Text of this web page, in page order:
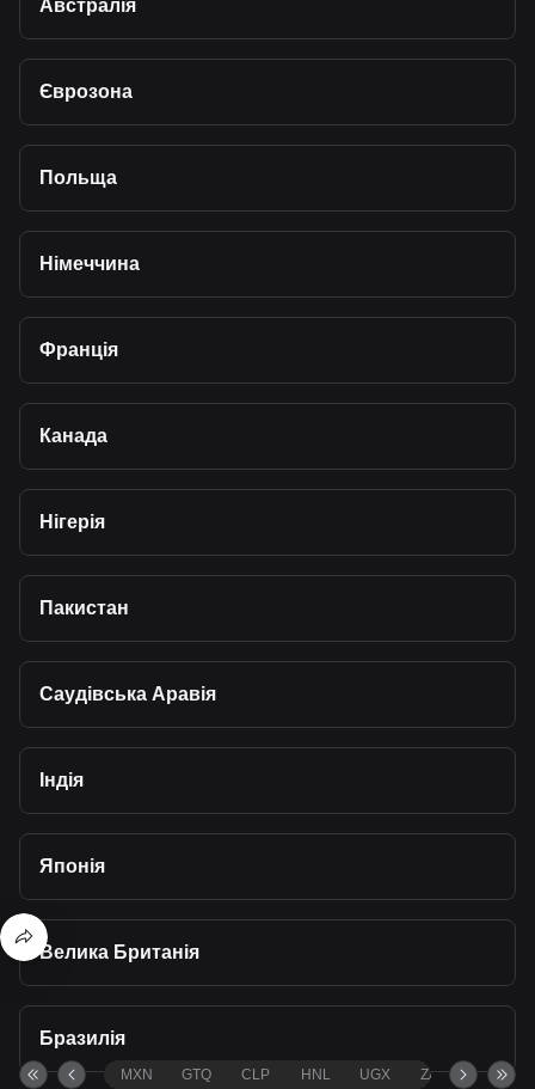
Австралія
Єврозона
Польща
Німеччина
Франція
Канада
Нігерія
Пакистан
Саудівська Аравія
Індія
Японія
Велика Британія
Бразилія
MXN GTQ CLP HNL UGX ZAR TND